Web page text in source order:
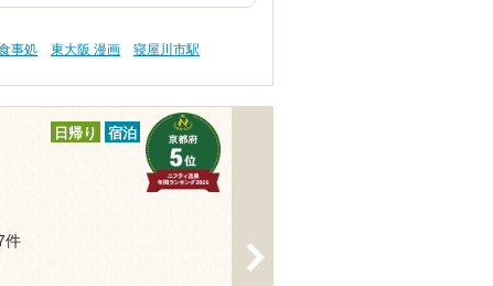
事処 東大阪 漫画
寝屋川市駅
日帰り 宿泊
件